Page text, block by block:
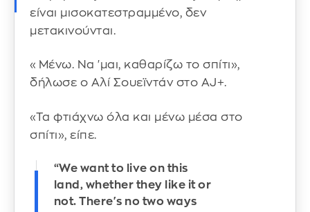
είναι μισοκατεστραμμένο, δεν
μετακινούνται.
«Μένω. Να 'μαι, καθαρίζω το σπίτι»,
δήλωσε ο Αλί Σουεϊντάν στο AJ+.
«Τα φτιάχνω όλα και μένω μέσα στο
σπίτι», είπε.
“We want to live on this
land, whether they like it or
not. There's no two ways